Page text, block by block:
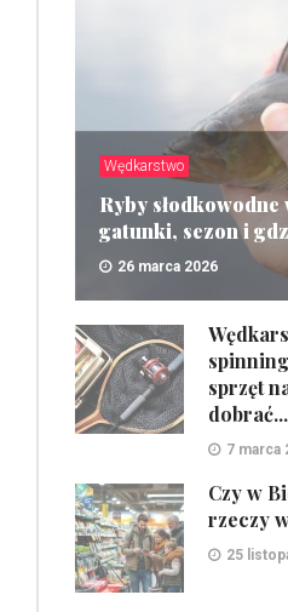
Wędkarstwo
Ryby słodkowodne
gatunki, sezon i
26 marca 2026
sprzęt
dobrać...
7 marca
Czy w
rzeczy
25